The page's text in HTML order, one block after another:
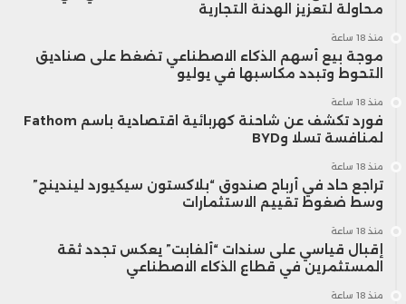
محاولة لتعزيز الهدنة التجارية
منذ 18 ساعة
موجة بيع أسهم الذكاء الاصطناعي تضغط على صناديق
التحوط وتبدد مكاسبها في يوليو
منذ 18 ساعة
فورد تكشف عن شاحنة كهربائية اقتصادية باسم Fathom
لمنافسة تسلا وBYD
منذ 18 ساعة
تراجع حاد في أرباح صندوق “بلاكستون سيكيورد ليندينج”
وسط ضغوط تقييم الاستثمارات
منذ 18 ساعة
إقبال قياسي على سندات “ألفابت” يعكس تجدد ثقة
المستثمرين في قطاع الذكاء الاصطناعي
منذ 18 ساعة